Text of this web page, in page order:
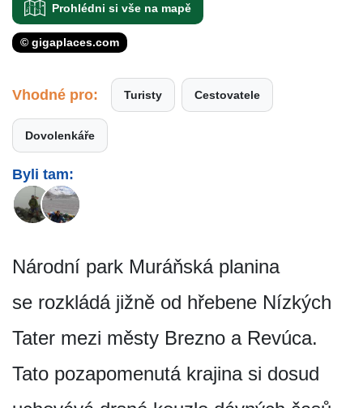
Prohlédni si vše na mapě
© gigaplaces.com
Vhodné pro: Turisty Cestovatele
Dovolenkáře
Byli tam:
Národní park Muráňská planina
se rozkládá jižně od hřebene Nízkých
Tater mezi městy Brezno a Revúca.
Tato pozapomenutá krajina si dosud